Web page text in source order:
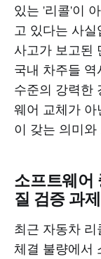
있는 '리콜'이
고 있다는 사
사고가 보고된
국내 차주들
수준의 강력한
웨어 교체가
이 갖는 의미
소프트웨어
질 검증 과제
최근 자동차
체결 불량에서